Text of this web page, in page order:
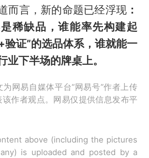
而言，新的命题已经浮现 ：
稀缺品，谁能率先构建起
验证”的选品体系，谁就能一
业下半场的牌桌上。
网易自媒体平台“网易号”作者上传
该作者观点。网易仅提供信息发布平
above (including the pictures
is uploaded and posted by a